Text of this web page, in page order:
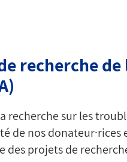
recherche de
recherche sur les
de nos
des projets de